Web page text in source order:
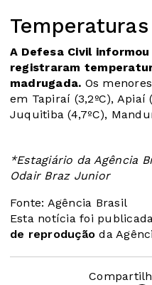
A Defesa Civil
registraram
madrugada. Os
em Tapiraí (3,2ºC), Apiaí
Juquitiba (4,7ºC),
*Estagiário da Agência
Odair Braz Junior
Fonte: Agência Brasil
Esta notícia foi
de reprodução da